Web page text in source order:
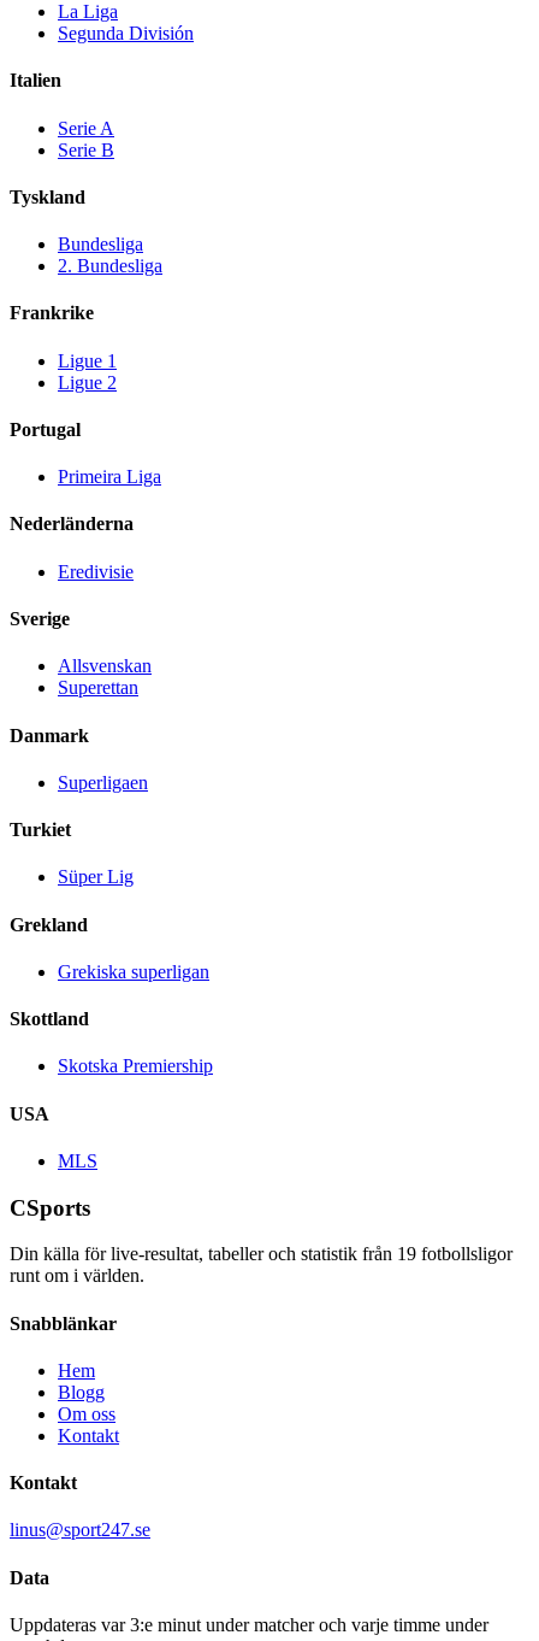
La Liga
Segunda División
Italien
Serie A
Serie B
Tyskland
Bundesliga
2. Bundesliga
Frankrike
Ligue 1
Ligue 2
Portugal
Primeira Liga
Nederländerna
Eredivisie
Sverige
Allsvenskan
Superettan
Danmark
Superligaen
Turkiet
Süper Lig
Grekland
Grekiska superligan
Skottland
Skotska Premiership
USA
MLS
CSports
Din källa för live-resultat, tabeller och statistik från 19 fotbollsligor
runt om i världen.
Snabblänkar
Hem
Blogg
Om oss
Kontakt
Kontakt
linus@sport247.se
Data
Uppdateras var 3:e minut under matcher och varje timme under